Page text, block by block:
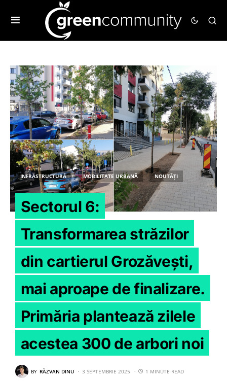
INFRASTRUCTURĂ MOBILITATE URBANĂ NOUTĂȚI
Sectorul 6:
Transformarea străzilor
din cartierul Grozăvești,
mai aproape de finalizare.
Primăria plantează zilele
acestea 300 de arbori noi
BY RĂZVAN DINU 3 SEPTEMBRIE 2025 1 MINUTE READ